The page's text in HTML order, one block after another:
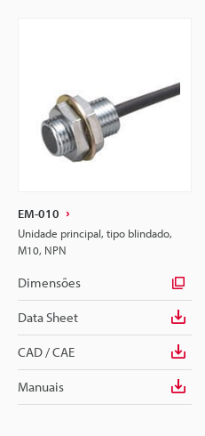
EM-010
Unidade principal, tipo blindado,
M10, NPN
Dimensões
Data Sheet
CAD / CAE
Manuais